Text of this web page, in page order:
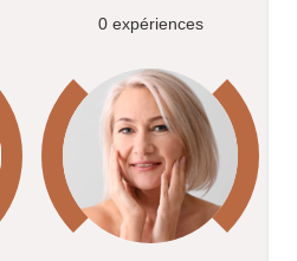
0 expériences